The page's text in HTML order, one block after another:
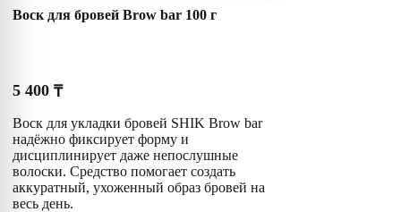
Воск для бровей Brow bar 100 г
5 400 ₸
Воск для укладки бровей SHIK Brow bar
надёжно фиксирует форму и
дисциплинирует даже непослушные
волоски. Средство помогает создать
аккуратный, ухоженный образ бровей на
весь день.